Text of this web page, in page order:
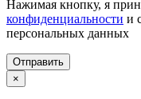
Нажимая кнопку, я
конфиденциальности и
персональных данных
Отправить
×